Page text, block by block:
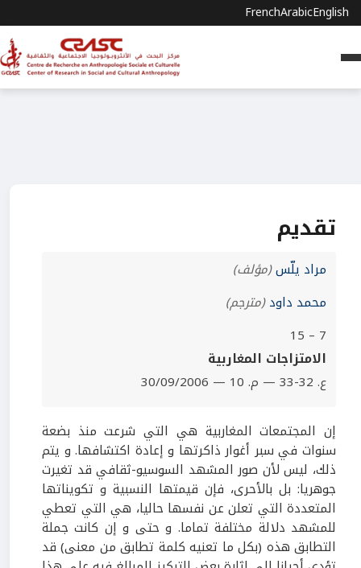
FrenchArabicEnglish
تقديم
مراد يلّس(مؤلف)
محمد داود(مترجم)
7 – 15
الامتزاجات المغاربية
ع. 32-33 — م. 10 — 30/09/2006
إن المجتمعات المغاربية هي التي شرعت منذ بضعة
سنوات في سبر أغوار ذاكرتها و إعادة اكتشافها. و يتم
ذلك، ليس لأن صور المشهد السوسيو-ثقافي قد تغيرت
جوهريا: بل بالأحرى، فإن قيمتها النسبية و تكويناتها
المتعددة التي تعلن عن نفسها حاليا، هي التي تعطي
للمشهد دلالة مختلفة تماما. و حتى و إن كانت جملة
التطابق هذه (بكل ما تعنيه كلمة تطابق من معنى) قد